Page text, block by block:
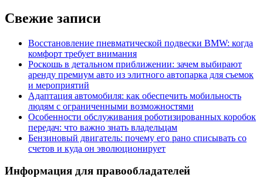
Свежие записи
Восстановление пневматической подвески BMW: когда
комфорт требует внимания
Роскошь в детальном приближении: зачем выбирают
аренду премиум авто из элитного автопарка для съемок
и мероприятий
Адаптация автомобиля: как обеспечить мобильность
людям с ограниченными возможностями
Особенности обслуживания роботизированных коробок
передач: что важно знать владельцам
Бензиновый двигатель: почему его рано списывать со
счетов и куда он эволюционирует
Информация для правообладателей